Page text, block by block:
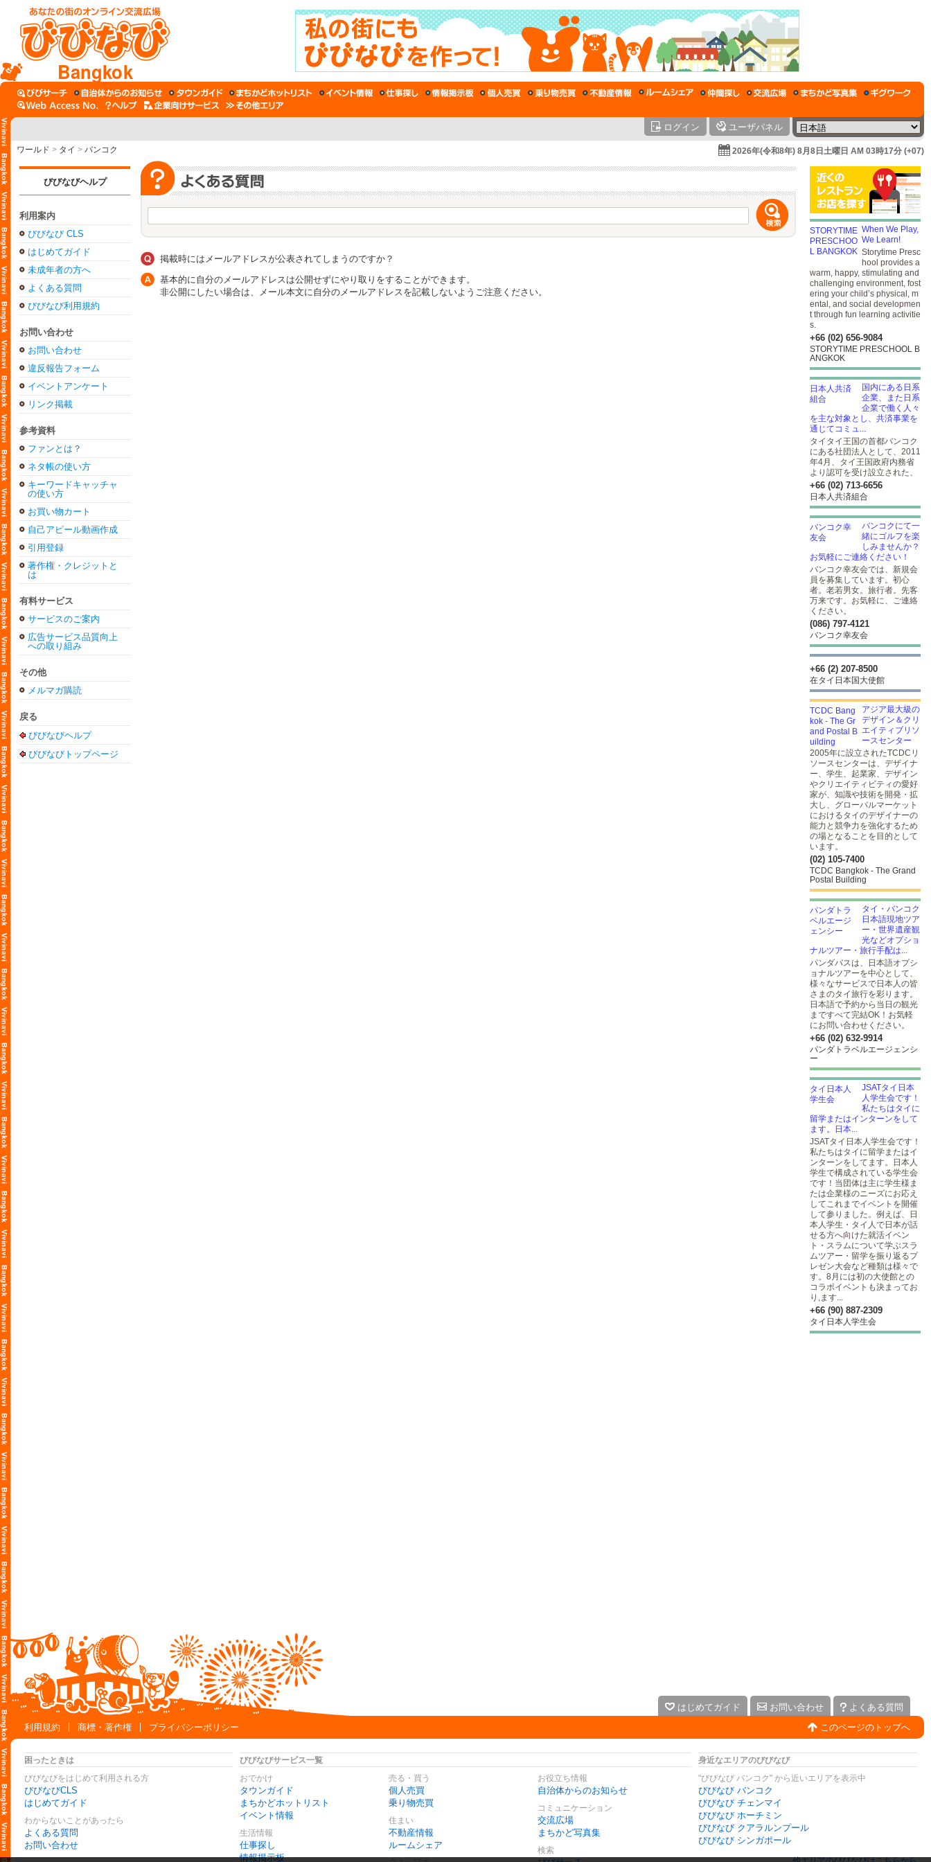
Bangkok
ログイン ユーザパネル
ワールド > タイ > バンコク 2026年(令和8年) 8月8日土曜日 AM 03時17分 (+07)
びびなびヘルプ
利用案内
びびなび CLS
はじめてガイド
未成年者の方へ
よくある質問
びびなび利用規約
お問い合わせ
お問い合わせ
違反報告フォーム
イベントアンケート
リンク掲載
参考資料
ファンとは？
ネタ帳の使い方
キーワードキャッチャ
の使い方
お買い物カート
自己アピール動画作成
引用登録
著作権・クレジットと
は
有料サービス
サービスのご案内
広告サービス品質向上
への取り組み
その他
メルマガ購読
戻る
びびなびヘルプ
びびなびトップページ
掲載時にはメールアドレスが公表されてしまうのですか？
基本的に自分のメールアドレスは公開せずにやり取りをすることができます。
非公開にしたい場合は、メール本文に自分のメールアドレスを記載しないようご注意ください。
When We Play,
We Learn!
Storytime Presc
hool provides a
warm, happy, stimulating and
challenging environment, fost
ering your child’s physical, m
ental, and social developmen
t through fun learning activitie
s.
+66 (02) 656-9084
STORYTIME PRESCHOOL B
ANGKOK
国内にある日系
企業、また日系
企業で働く人々
を主な対象とし、共済事業を
通じてコミュ...
タイタイ王国の首都バンコク
にある社団法人として、2011
年4月、タイ王国政府内務省
より認可を受け設立された、
+66 (02) 713-6656
日本人共済組合
バンコクにて一
緒にゴルフを楽
しみませんか？
お気軽にご連絡ください！
バンコク幸友会では、新規会
員を募集しています。初心
者。老若男女。旅行者。先客
万来です。お気軽に、ご連絡
ください。
(086) 797-4121
バンコク幸友会
+66 (2) 207-8500
在タイ日本国大使館
アジア最大級の
デザイン＆クリ
エイティブリソ
ースセンター
2005年に設立されたTCDCリ
ソースセンターは、デザイナ
ー、学生、起業家、デザイン
やクリエイティビティの愛好
家が、知識や技術を開発・拡
大し、グローバルマーケット
におけるタイのデザイナーの
能力と競争力を強化するため
の場となることを目的として
います。
(02) 105-7400
TCDC Bangkok - The Grand
Postal Building
タイ・バンコク
日本語現地ツア
ー・世界遺産観
光などオプショ
ナルツアー・旅行手配は...
パンダバスは、日本語オプシ
ョナルツアーを中心として、
様々なサービスで日本人の皆
さまのタイ旅行を彩ります。
日本語で予約から当日の観光
まですべて完結OK！お気軽
にお問い合わせください。
+66 (02) 632-9914
パンダトラベルエージェンシ
ー
JSATタイ日本
人学生会です！
私たちはタイに
留学またはインターンをして
ます。日本...
JSATタイ日本人学生会です！
私たちはタイに留学またはイ
ンターンをしてます。日本人
学生で構成されている学生会
です！当団体は主に学生様ま
たは企業様のニーズにお応え
してこれまでイベントを開催
して参りました。例えば、日
本人学生・タイ人で日本が話
せる方へ向けた就活イベン
ト・スラムについて学ぶスラ
ムツアー・留学を振り返るプ
レゼン大会など種類は様々で
す。8月には初の大使館との
コラボイベントも決まってお
り,ます...
+66 (90) 887-2309
タイ日本人学生会
はじめてガイド お問い合わせ
よくある質問
利用規約
商標・著作権 プライバシーポリシー このページのトップへ
困ったときは
びびなびをはじめて利用される方
びびなびCLS
はじめてガイド
わからないことがあったら
よくある質問
お問い合わせ
びびなびサービス一覧
おでかけ
タウンガイド
まちかどホットリスト
イベント情報
生活情報
仕事探し
情報掲示板
売る・買う
個人売買
乗り物売買
住まい
不動産情報
ルームシェア
お役立ち情報
自治体からのお知らせ
コミュニケーション
交流広場
まちかど写真集
検索
身近なエリアのびびなび
"びびなび バンコク" から近いエリアを表示中
びびなび バンコク
びびなび チェンマイ
びびなび ホーチミン
びびなび クアラルンプール
びびなび シンガポール